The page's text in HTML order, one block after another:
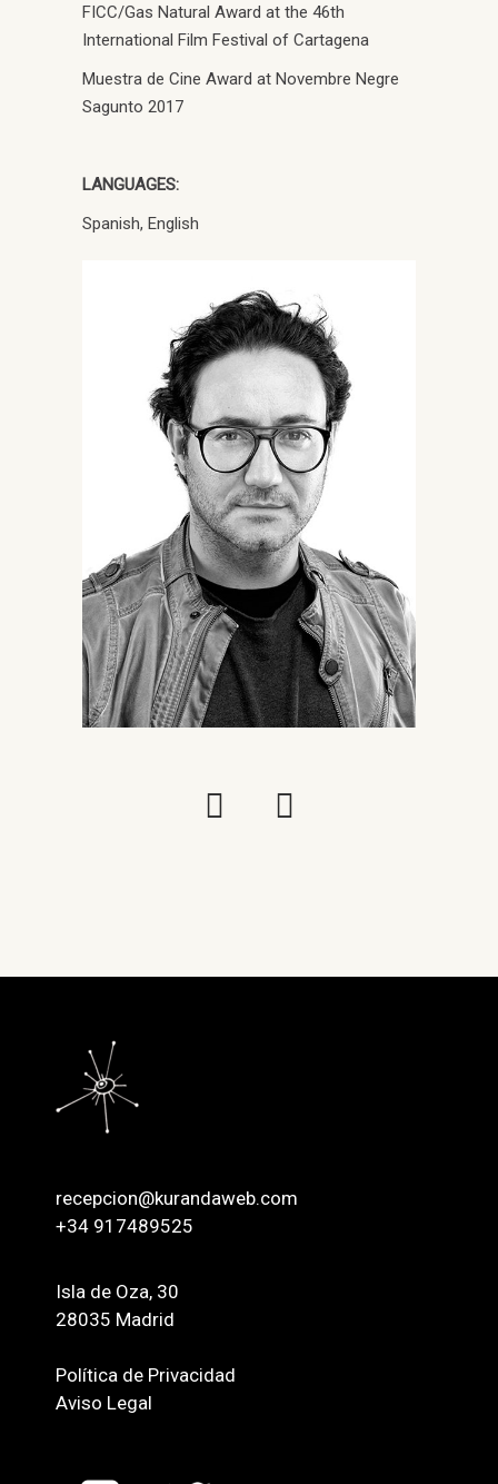
FICC/Gas Natural Award at the 46th
International Film Festival of Cartagena
Muestra de Cine Award at Novembre Negre
Sagunto 2017
LANGUAGES:
Spanish, English
recepcion@kurandaweb.com
+34 917489525
Isla de Oza, 30
28035 Madrid
Política de Privacidad
Aviso Legal